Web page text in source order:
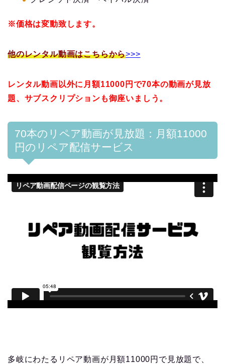
※価格は変動致します。
他のレンタル動画はこちらから>>>
レンタル動画以外に月額11000円で70本の動画が見放
題、サブスクリプションも御座いましう。
70本のリペア動画が見放題：月額11000
円のリペア配信サービス
多岐にわたるリペア動画が月額11000円で見放題で、